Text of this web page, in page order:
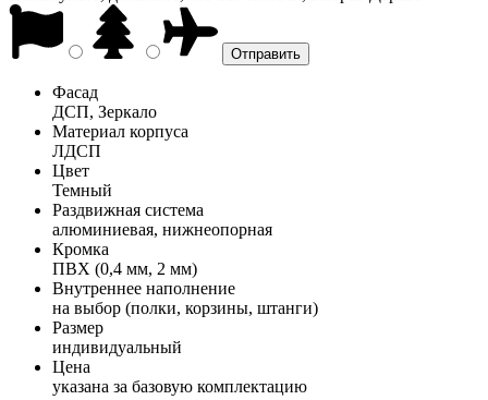
Фасад
ДСП, Зеркало
Материал корпуса
ЛДСП
Цвет
Темный
Раздвижная система
алюминиевая, нижнеопорная
Кромка
ПВХ (0,4 мм, 2 мм)
Внутреннее наполнение
на выбор (полки, корзины, штанги)
Размер
индивидуальный
Цена
указана за базовую комплектацию